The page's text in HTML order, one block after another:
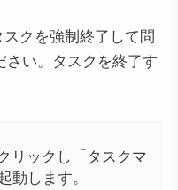
クを強制終了して問
い。タスクを終了す
リックし「タスクマ
します。